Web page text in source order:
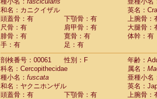
和名：カニクイザル
英名：
頭蓋骨：有
下顎骨：有
上腕骨：
尺骨：有
肩甲骨：有
大腿骨：
腓骨：有
寛骨：有
体幹：有
手：有
足：有
剖検番号：00061
性別：F
年齢：
科名：Cercopithecidae
属名：
種小名： fuscata
亜種小名
和名：ヤクニホンザル
英名：
頭蓋骨：有
下顎骨：有
上腕骨：